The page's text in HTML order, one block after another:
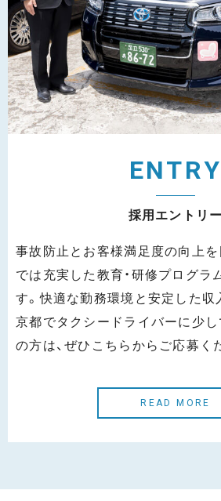
ENTRY
採用エン ト リ ー
事故防止とお客様満足度の向上を
では充実した教育・研修プログラ
す。快適な勤務環境と安定した収
京都でタクシードライバーに少
の方は、ぜひこちらからご応募く
READ MORE